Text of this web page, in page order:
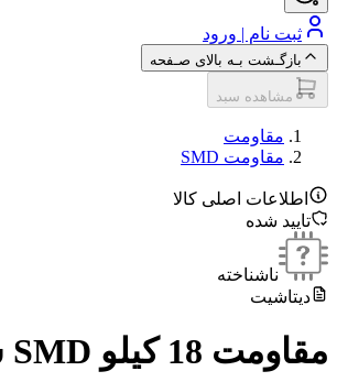
ثبت نام | ورود
بازگـشت بـه بالای صـفحه
مشاهده سبد
مقاومت‌
مقاومت SMD
اطلاعات اصلی کالا
تایید شده
ناشناخته
دیتاشیت
مقاومت 18 کیلو SMD سایز 0805